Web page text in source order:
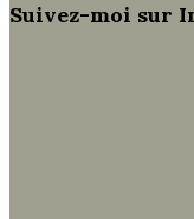
Suivez-moi sur